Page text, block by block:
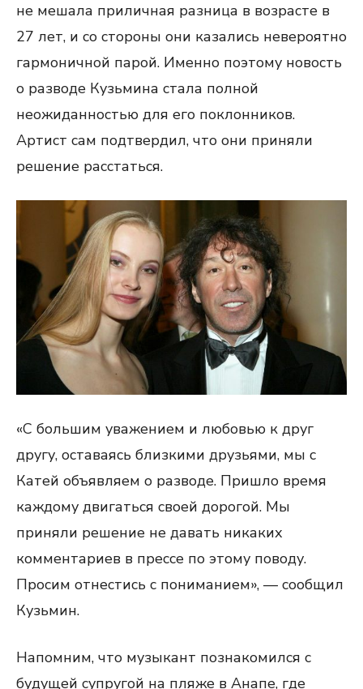
не мешала приличная разница в возрасте в
27 лет, и со стороны они казались невероятно
гармоничной парой. Именно поэтому новость
о разводе Кузьмина стала полной
неожиданностью для его поклонников.
Артист сам подтвердил, что они приняли
решение расстаться.
«С большим уважением и любовью к друг
другу, оставаясь близкими друзьями, мы с
Катей объявляем о разводе. Пришло время
каждому двигаться своей дорогой. Мы
приняли решение не давать никаких
комментариев в прессе по этому поводу.
Просим отнестись с пониманием», — сообщил
Кузьмин.
Напомним, что музыкант познакомился с
будущей супругой на пляже в Анапе, где